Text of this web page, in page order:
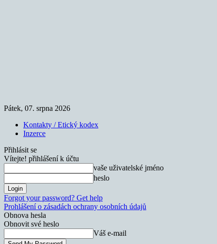
Pátek, 07. srpna 2026
Kontakty / Etický kodex
Inzerce
Přihlásit se
Vítejte! přihlášení k účtu
vaše uživatelské jméno
heslo
Forgot your password? Get help
Prohlášení o zásadách ochrany osobních údajů
Obnova hesla
Obnovit své heslo
Váš e-mail